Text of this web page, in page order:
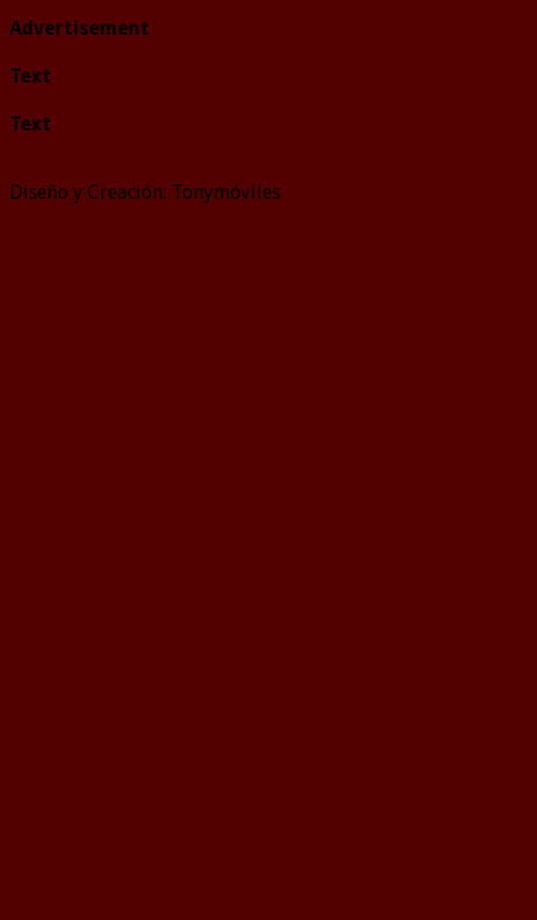
Advertisement
Text
Text
Diseño y Creación: Tonymóviles